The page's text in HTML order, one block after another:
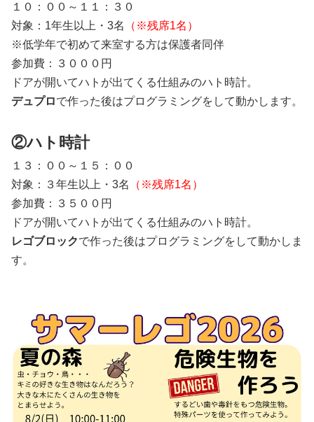
１０：００～１１：３０
対象：1年生以上・3名
（※残席1名）
※低学年で初めて来室する方は保護者同伴
参加費：３０００円
ドアが開いてハトが出てくる仕組みのハト時計。
デュプロで作った後はプログラミングをして動かします。
②ハト時計
１３：００～１５：００
対象：３年生以上・3名
（※残席1名）
参加費：３５００円
ドアが開いてハトが出てくる仕組みのハト時計。
レゴブロックで作った後はプログラミングをして動かしま
す。